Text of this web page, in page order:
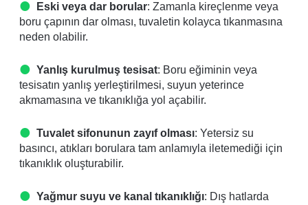
Eski veya dar borular: Zamanla kireçlenme veya
boru çapının dar olması, tuvaletin kolayca tıkanmasına
neden olabilir.
Yanlış kurulmuş tesisat: Boru eğiminin veya
tesisatın yanlış yerleştirilmesi, suyun yeterince
akmamasına ve tıkanıklığa yol açabilir.
Tuvalet sifonunun zayıf olması: Yetersiz su
basıncı, atıkları borulara tam anlamıyla iletemediği için
tıkanıklık oluşturabilir.
Yağmur suyu ve kanal tıkanıklığı: Dış hatlarda